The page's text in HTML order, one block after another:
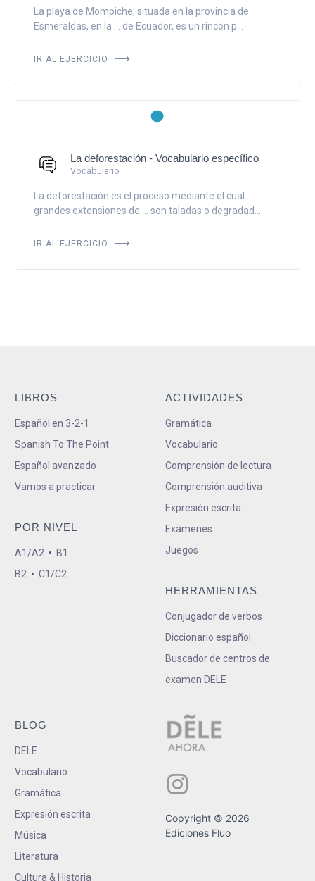
La playa de Mompiche, situada en la provincia de
Esmeraldas, en la ... de Ecuador, es un rincón p...
IR AL EJERCICIO
La deforestación - Vocabulario específico
Vocabulario
La deforestación es el proceso mediante el cual
grandes extensiones de ... son taladas o degradad...
IR AL EJERCICIO
LIBROS
Español en 3-2-1
Spanish To The Point
Español avanzado
Vamos a practicar
POR NIVEL
A1/A2 • B1
B2 • C1/C2
ACTIVIDADES
Gramática
Vocabulario
Comprensión de lectura
Comprensión auditiva
Expresión escrita
Exámenes
Juegos
HERRAMIENTAS
Conjugador de verbos
Diccionario español
Buscador de centros de
examen DELE
BLOG
DELE
Vocabulario
Gramática
Expresión escrita
Música
Literatura
Cultura & Historia
Copyright © 2026
Ediciones Fluo